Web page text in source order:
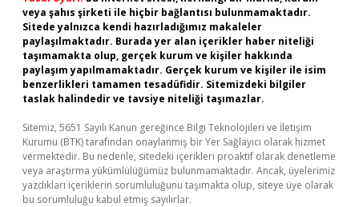
veya şahıs şirketi ile hiçbir bağlantısı bulunmamaktadır.
Sitede yalnızca kendi hazırladığımız makaleler
paylaşılmaktadır. Burada yer alan içerikler haber niteliği
taşımamakta olup, gerçek kurum ve kişiler hakkında
paylaşım yapılmamaktadır. Gerçek kurum ve kişiler ile isim
benzerlikleri tamamen tesadüfidir. Sitemizdeki bilgiler
taslak halindedir ve tavsiye niteliği taşımazlar.
Sitemiz, 5651 Sayılı Kanun gereğince Bilgi Teknolojileri ve İletişim
Kurumu (BTK) tarafından onaylanmış bir Yer Sağlayıcı olarak hizmet
vermektedir. Bu nedenle, sitedeki içerikleri proaktif olarak denetleme
veya araştırma yükümlülüğümüz bulunmamaktadır. Ancak, üyelerimiz
yazdıkları içeriklerin sorumluluğunu taşımakta olup, siteye üye olarak
bu sorumluluğu kabul etmiş sayılırlar.